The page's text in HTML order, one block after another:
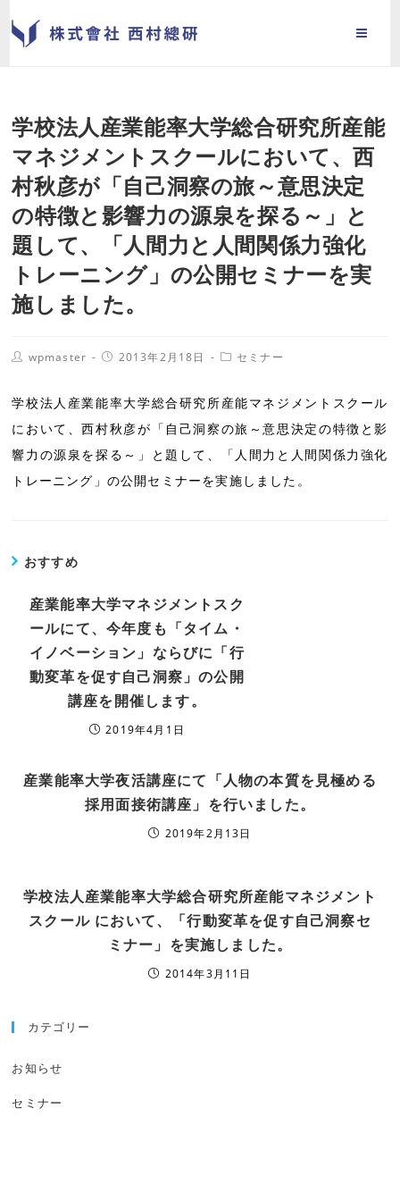
学校法人産業能率大学総合研究所産能
マネジメントスクールにおいて、西
村秋彦が「自己洞察の旅～意思決定
の特徴と影響力の源泉を探る～」と
題して、「人間力と人間関係力強化
トレーニング」の公開セミナーを実
施しました。
wpmaster 2013年2月18日 セミナー
学校法人産業能率大学総合研究所産能マネジメントスクール
において、西村秋彦が「自己洞察の旅～意思決定の特徴と影
響力の源泉を探る～」と題して、「人間力と人間関係力強化
トレーニング」の公開セミナーを実施しました。
おすすめ
産業能率大学マネジメントスク
ールにて、今年度も「タイム・
イノベーション」ならびに「行
動変革を促す自己洞察」の公開
講座を開催します。
2019年4月1日
産業能率大学夜活講座にて「人物の本質を見極める
採用面接術講座」を行いました。
2019年2月13日
学校法人産業能率大学総合研究所産能マネジメント
スクール において、「行動変革を促す自己洞察セ
ミナー」を実施しました。
2014年3月11日
カテゴリー
お知らせ
セミナー